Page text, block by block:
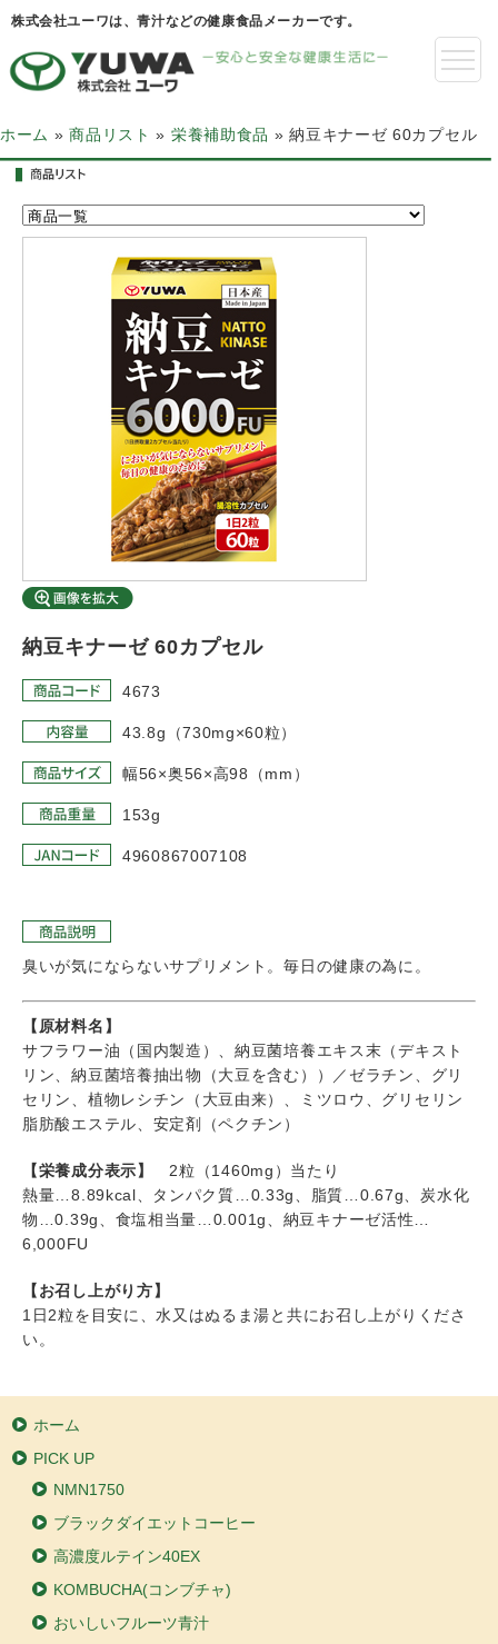
株式会社ユーワは、青汁などの健康食品メーカーです。
ホーム »商品リスト » 栄養補助食品 »納豆キナーゼ 60カプセル
納豆キナーゼ 60カプセル
4673
43.8g（730mg×60粒）
幅56×奥56×高98（mm）
153g
4960867007108
臭いが気にならないサプリメント。毎日の健康の為に。
【原材料名】
サフラワー油（国内製造）、納豆菌培養エキス末（デキスト
リン、納豆菌培養抽出物（大豆を含む））／ゼラチン、グリ
セリン、植物レシチン（大豆由来）、ミツロウ、グリセリン
脂肪酸エステル、安定剤（ペクチン）
【栄養成分表示】
2粒（1460mg）当たり
熱量…8.89kcal、タンパク質…0.33g、脂質…0.67g、炭水化
物…0.39g、食塩相当量…0.001g、納豆キナーゼ活性…
6,000FU
【お召し上がり方】
1日2粒を目安に、水又はぬるま湯と共にお召し上がりくださ
い。
ホーム
PICK UP
NMN1750
ブラックダイエットコーヒー
高濃度ルテイン40EX
KOMBUCHA(コンブチャ)
おいしいフルーツ青汁